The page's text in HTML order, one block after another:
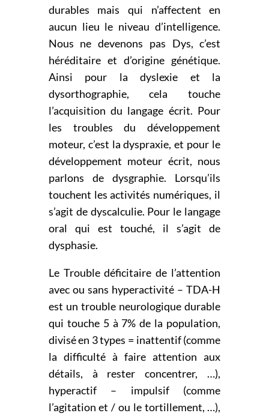
durables mais qui n’affectent en
aucun lieu le niveau d’intelligence.
Nous ne devenons pas Dys, c’est
héréditaire et d’origine génétique.
Ainsi pour la dyslexie et la
dysorthographie, cela touche
l’acquisition du langage écrit. Pour
les troubles du développement
moteur, c’est la dyspraxie, et pour le
développement moteur écrit, nous
parlons de dysgraphie. Lorsqu’ils
touchent les activités numériques, il
s’agit de dyscalculie. Pour le langage
oral qui est touché, il s’agit de
dysphasie.
Le Trouble déficitaire de l’attention
avec ou sans hyperactivité – TDA-H
est un trouble neurologique durable
qui touche 5 à 7% de la population,
divisé en 3 types = inattentif (comme
la difficulté à faire attention aux
détails, à rester concentrer, …),
hyperactif – impulsif (comme
l’agitation et / ou le tortillement, …),